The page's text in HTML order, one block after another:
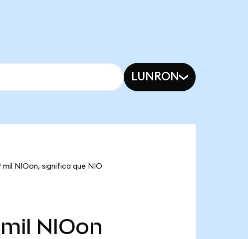
LUNRON
NIOon, significa que NIO
NIOon